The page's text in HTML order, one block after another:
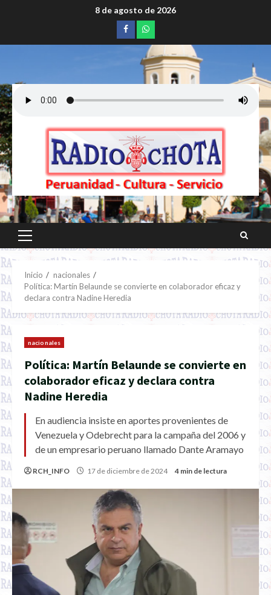
8 de agosto de 2026
Facebookwhatsapp
Menú
principal
Inicio
nacionales
Política: Martín Belaunde se convierte en colaborador eficaz y
declara contra Nadine Heredia
nacionales
Política: Martín Belaunde se convierte en
colaborador eficaz y declara contra
Nadine Heredia
En audiencia insiste en aportes provenientes de
Venezuela y Odebrecht para la campaña del 2006 y
de un empresario peruano llamado Dante Aramayo
RCH_INFO 17 de diciembre de 2024 4 min de lectura